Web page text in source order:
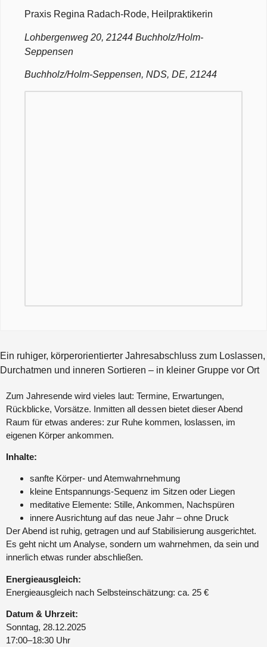
Praxis Regina Radach-Rode, Heilpraktikerin
Lohbergenweg 20, 21244 Buchholz/Holm-
Seppensen
Buchholz/Holm-Seppensen, NDS, DE, 21244
Ein ruhiger, körperorientierter Jahresabschluss zum Loslassen,
Durchatmen und inneren Sortieren – in kleiner Gruppe vor Ort
Zum Jahresende wird vieles laut: Termine, Erwartungen,
Rückblicke, Vorsätze. Inmitten all dessen bietet dieser Abend
Raum für etwas anderes: zur Ruhe kommen, loslassen, im
eigenen Körper ankommen.
Inhalte:
sanfte Körper- und Atemwahrnehmung
kleine Entspannungs-Sequenz im Sitzen oder Liegen
meditative Elemente: Stille, Ankommen, Nachspüren
innere Ausrichtung auf das neue Jahr – ohne Druck
Der Abend ist ruhig, getragen und auf Stabilisierung ausgerichtet.
Es geht nicht um Analyse, sondern um wahrnehmen, da sein und
innerlich etwas runder abschließen.
Energieausgleich:
Energieausgleich nach Selbsteinschätzung: ca. 25 €
Datum & Uhrzeit:
Sonntag, 28.12.2025
17:00–18:30 Uhr